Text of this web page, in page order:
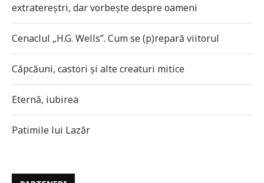
extratereștri, dar vorbește despre oameni
Cenaclul „H.G. Wells”. Cum se (p)repară viitorul
Căpcăuni, castori și alte creaturi mitice
Eternă, iubirea
Patimile lui Lazăr